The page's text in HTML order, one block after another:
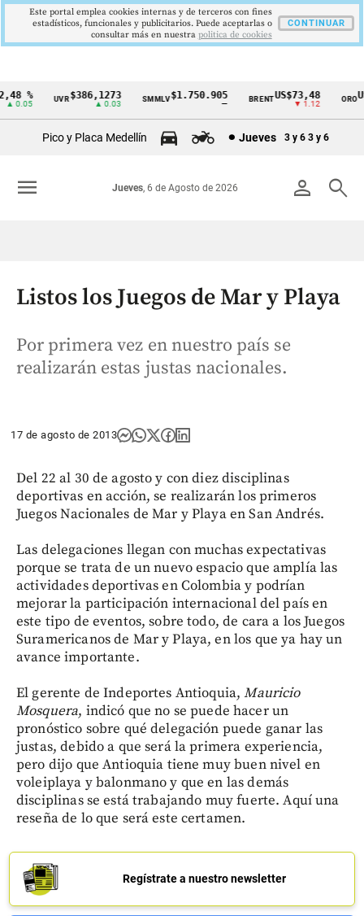
Cintillo
Colombia
%
0.05
UVR$386,1273
▲ 0.03
SMMLV$1.750.905 BRENTUS$73,48
▼ 1.12
ORO
Pico y Placa Medellín Jueves 3 y 6 3 y 6
person search
Jueves, 6 de Agosto de 2026
menu
Listos los Juegos de Mar y Playa
Por primera vez en nuestro país se
realizarán estas justas nacionales.
17 de agosto de 2013
Del 22 al 30 de agosto y con diez disciplinas
deportivas en acción, se realizarán los primeros
Juegos Nacionales de Mar y Playa en San Andrés.
Las delegaciones llegan con muchas expectativas
porque se trata de un nuevo espacio que amplía las
actividades deportivas en Colombia y podrían
mejorar la participación internacional del país en
este tipo de eventos, sobre todo, de cara a los Juegos
Suramericanos de Mar y Playa, en los que ya hay un
avance importante.
El gerente de Indeportes Antioquia,Mauricio
Mosquera, indicó que no se puede hacer un
pronóstico sobre qué delegación puede ganar las
justas, debido a que será la primera experiencia,
pero dijo que Antioquia tiene muy buen nivel en
voleiplaya y balonmano y que en las demás
disciplinas se está trabajando muy fuerte. Aquí una
reseña de lo que será este certamen.
Regístrate a nuestro newsletter
Este portal emplea cookies internas y de terceros con fines
estadísticos, funcionales y publicitarios. Puede aceptarlas o
consultar más en nuestra politica de cookies
CONTINUAR